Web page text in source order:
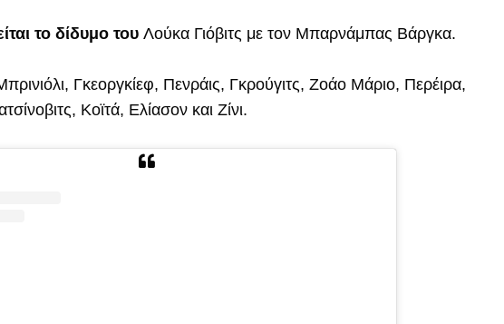
το δίδυμο του Λούκα Γιόβιτς με τον Μπαρνάμπας Βάργκα.
Γκεοργκίεφ, Πενράις, Γκρούγιτς, Ζοάο Μάριο, Περέιρα,
Κοϊτά, Ελίασον και Ζίνι.